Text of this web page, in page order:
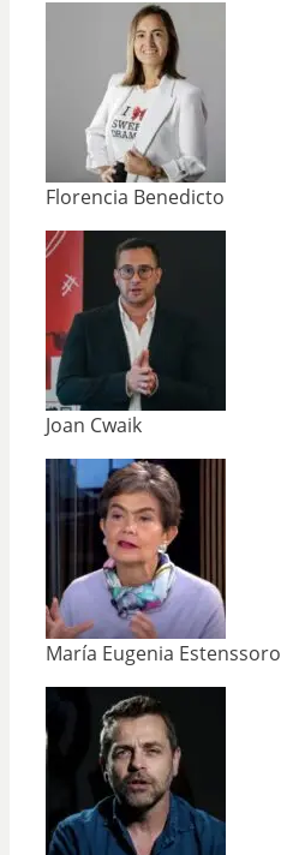
Florencia Benedicto
Joan Cwaik
María Eugenia Estenssoro